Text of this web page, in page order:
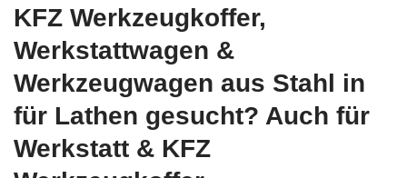
KFZ Werkzeugkoffer,
Werkstattwagen &
Werkzeugwagen aus Stahl in
für Lathen gesucht? Auch für
Werkstatt & KFZ